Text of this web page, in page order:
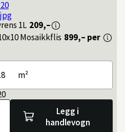
1L 209,–
Mosaikkflis 899,– per
m²
Legg i
handlevogn